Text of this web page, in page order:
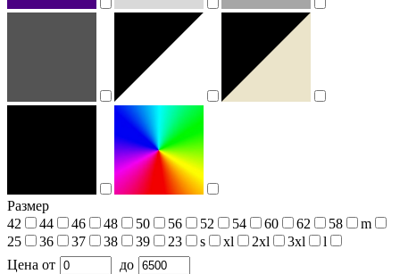
Размер
42
44 46 48 50 56 52 54 60 62 58
m
25
36 37 38 39 23 s xl 2xl 3xl
l
Цена от до